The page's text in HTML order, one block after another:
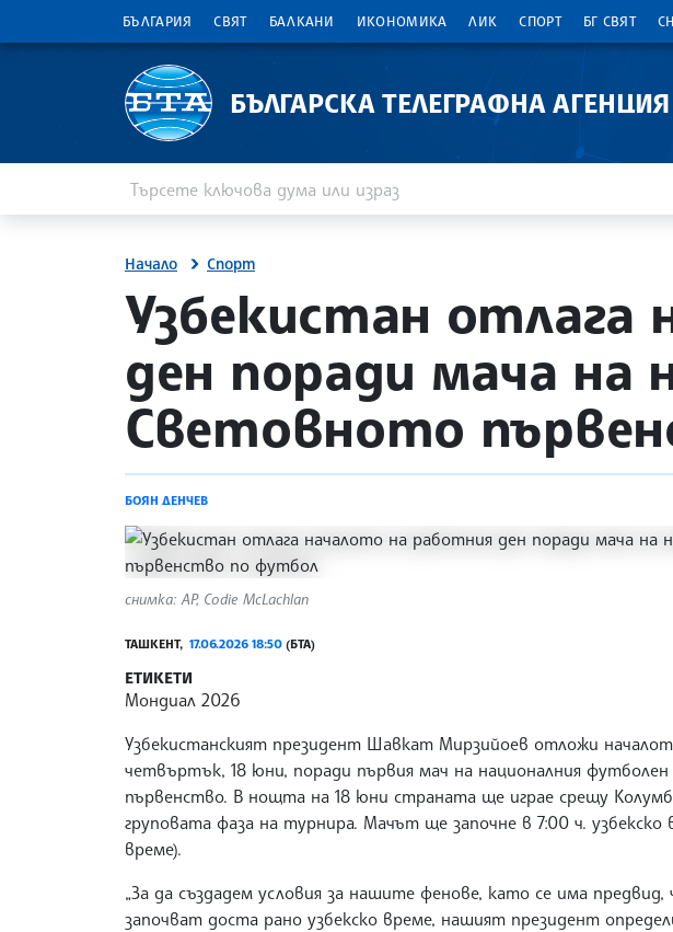
БЪЛГАРИЯ СВЯТ БАЛКАНИ ИКОНОМИКА ЛИК СПОРТ БГ СВЯТ
БЪЛГАРСКА ТЕЛЕГРАФНА АГЕНЦИЯ
Начало Спорт
site.bta
Узбекистан отлага
ден поради мача на
Световното
БОЯН ДЕНЧЕВ
снимка: АР, Codie McLachlan
ТАШКЕНТ, 17.06.2026 18:50 (БТА)
ЕТИКЕТИ
Мондиал 2026
Узбекистанският президент Шавкат Мирзийоев отложи
четвъртък, 18 юни, поради първия мач на националния
първенство. В нощта на 18 юни страната ще играе срещу
груповата фаза на турнира. Мачът ще започне в 7:00 ч. узбекско
време).
„За да създадем условия за нашите фенове, като се има предвид,
започват доста рано узбекско време, нашият президент